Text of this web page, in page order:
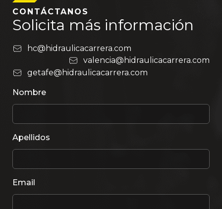
CONTÁCTANOS
Solicita más información
hc@hidraulicacarrera.com
valencia@hidraulicacarrera.com
getafe@hidraulicacarrera.com
Nombre
Apellidos
Email